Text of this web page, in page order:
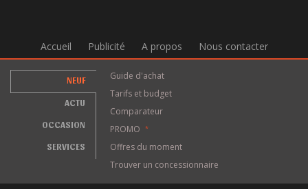
Accueil Publicité A propos Nous contacter
NEUF
ACTU
OCCASION
SERVICES
Guide d'achat
Tarifs et budget
Comparateur
PROMO
*
Offres du moment
Trouver un concessionnaire